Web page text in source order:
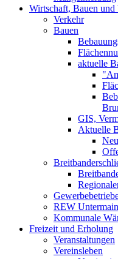
Wirtschaft, Bauen und
Verkehr
Bauen
aktuelle
GIS,
Aktuelle
REW Untermain
Kommunale
Freizeit und Erholung
Veranstaltungen
Vereinsleben